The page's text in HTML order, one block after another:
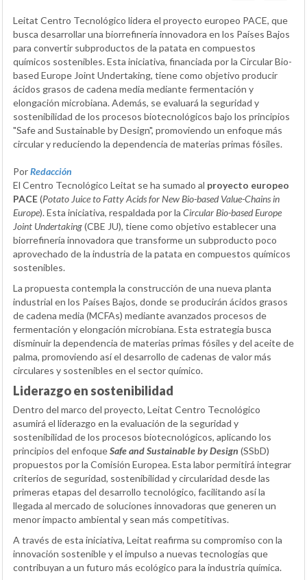
Leitat Centro Tecnológico lidera el proyecto europeo PACE, que
busca desarrollar una biorrefinería innovadora en los Países Bajos
para convertir subproductos de la patata en compuestos
químicos sostenibles. Esta iniciativa, financiada por la Circular Bio-
based Europe Joint Undertaking, tiene como objetivo producir
ácidos grasos de cadena media mediante fermentación y
elongación microbiana. Además, se evaluará la seguridad y
sostenibilidad de los procesos biotecnológicos bajo los principios
"Safe and Sustainable by Design", promoviendo un enfoque más
circular y reduciendo la dependencia de materias primas fósiles.
PorRedacción
El Centro Tecnológico Leitat se ha sumado al proyecto europeo
PACE(Potato Juice to Fatty Acids for New Bio-based Value-Chains in
Europe). Esta iniciativa, respaldada por la Circular Bio-based Europe
Joint Undertaking(CBE JU), tiene como objetivo establecer una
biorrefinería innovadora que transforme un subproducto poco
aprovechado de la industria de la patata en compuestos químicos
sostenibles.
La propuesta contempla la construcción de una nueva planta
industrial en los Países Bajos, donde se producirán ácidos grasos
de cadena media (MCFAs) mediante avanzados procesos de
fermentación y elongación microbiana. Esta estrategia busca
disminuir la dependencia de materias primas fósiles y del aceite de
palma, promoviendo así el desarrollo de cadenas de valor más
circulares y sostenibles en el sector químico.
Liderazgo en sostenibilidad
Dentro del marco del proyecto, Leitat Centro Tecnológico
asumirá el liderazgo en la evaluación de la seguridad y
sostenibilidad de los procesos biotecnológicos, aplicando los
principios del enfoqueSafe and Sustainable by Design (SSbD)
propuestos por la Comisión Europea. Esta labor permitirá integrar
criterios de seguridad, sostenibilidad y circularidad desde las
primeras etapas del desarrollo tecnológico, facilitando así la
llegada al mercado de soluciones innovadoras que generen un
menor impacto ambiental y sean más competitivas.
A través de esta iniciativa, Leitat reafirma su compromiso con la
innovación sostenible y el impulso a nuevas tecnologías que
contribuyan a un futuro más ecológico para la industria química.